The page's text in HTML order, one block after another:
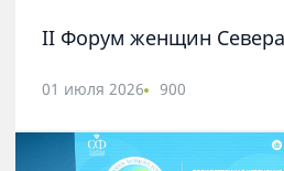
II Форум женщин Севера
01 июля 2026 900